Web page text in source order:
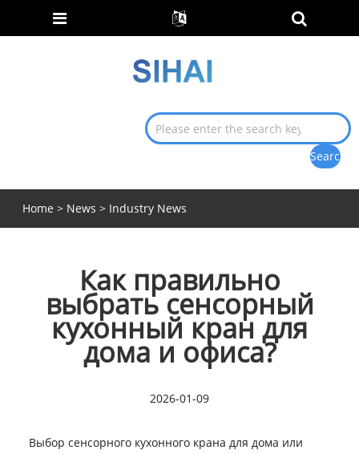
Home > News > Industry News
Как правильно
выбрать сенсорный
кухонный кран для
дома и офиса?
2026-01-09
Выбор сенсорного кухонного крана для дома или